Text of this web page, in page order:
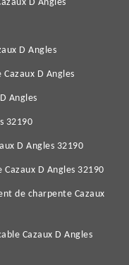
D Angles
D Angles
D Angles
Angles
32190
D Angles 32190
D Angles 32190
de charpente Cazaux
Cazaux D Angles